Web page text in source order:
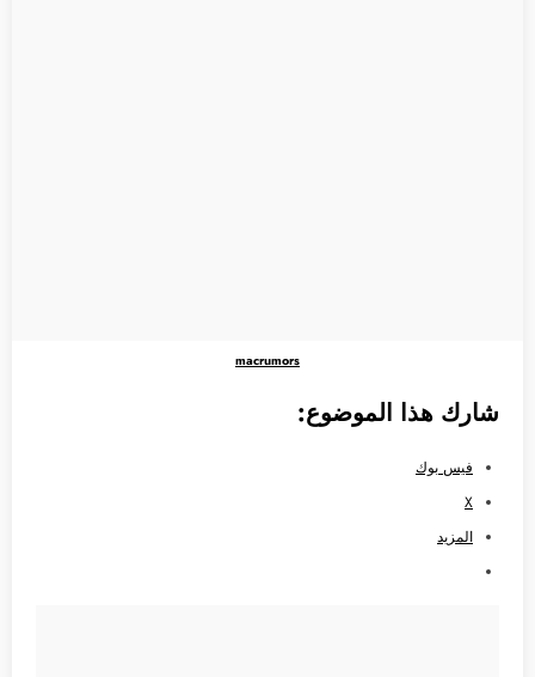
macrumors
شارك هذا الموضوع:
فيس بوك
X
المزيد